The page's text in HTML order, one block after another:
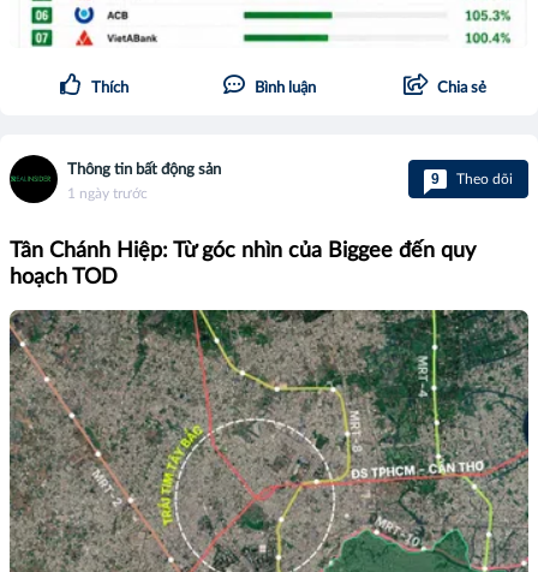
Thích Bình luận Chia sẻ
Thông tin bất động sản
1 ngày trước
9 Theo dõi
Tân Chánh Hiệp: Từ góc nhìn của Biggee đến quy
hoạch TOD